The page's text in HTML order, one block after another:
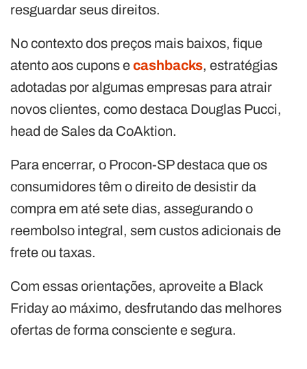
resguardar seus direitos.
No contexto dos preços mais baixos, fique
atento aos cupons ecashbacks, estratégias
adotadas por algumas empresas para atrair
novos clientes, como destaca Douglas Pucci,
head de Sales da CoAktion.
Para encerrar, o Procon-SP destaca que os
consumidores têm o direito de desistir da
compra em até sete dias, assegurando o
reembolso integral, sem custos adicionais de
frete ou taxas.
Com essas orientações, aproveite a Black
Friday ao máximo, desfrutando das melhores
ofertas de forma consciente e segura.